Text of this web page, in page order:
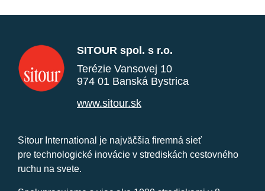
SITOUR spol. s r.o.
Terézie Vansovej 10
974 01 Banská Bystrica
www.sitour.sk
Sitour International je najväčšia firemná sieť
pre technologické inovácie v strediskách cestovného
ruchu na svete.